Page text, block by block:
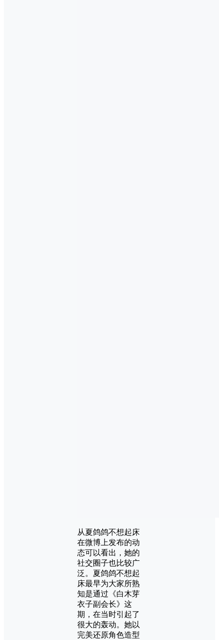
从夏鸽鸽不想起床
在微博上发布的动
态可以看出，她的
社交圈子也比较广
泛。夏鸽鸽不想起
床最早为大家所熟
知是通过《白木芽
衣子副会长》这
期，在当时引起了
很大的轰动。她以
完美还原角色造型